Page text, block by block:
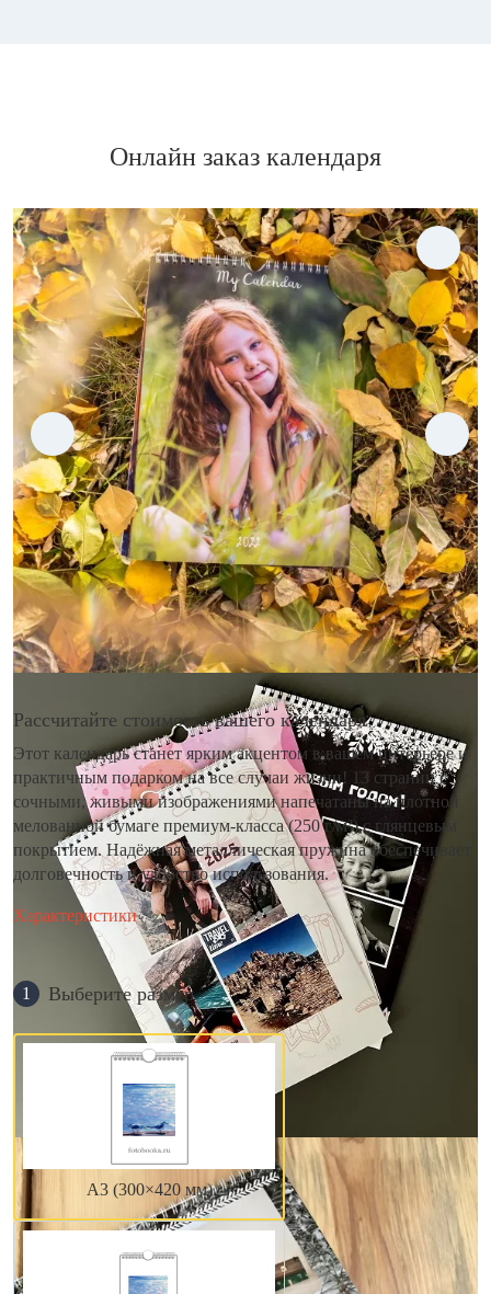
Онлайн заказ календаря
Рассчитайте стоимость вашего календаря
Этот календарь станет ярким акцентом в вашем интерьере и
практичным подарком на все случаи жизни! 13 страниц с
сочными, живыми изображениями напечатаны на плотной
мелованной бумаге премиум-класса (250 г/м²) с глянцевым
покрытием. Надёжная металлическая пружина обеспечивает
долговечность и удобство использования.
Характеристики
1 Выберите размер
А3 (300×420 мм)